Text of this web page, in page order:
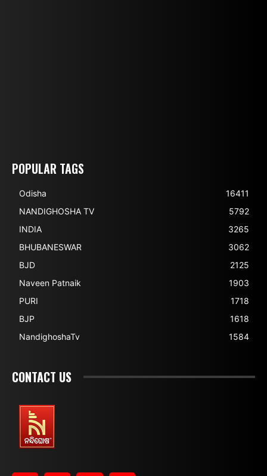
POPULAR TAGS
Odisha
16411
NANDIGHOSHA TV
5792
INDIA
3265
BHUBANESWAR
3062
BJD
2125
Naveen Patnaik
1903
PURI
1718
BJP
1618
NandighoshaTv
1584
CONTACT US